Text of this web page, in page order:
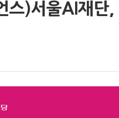
스)서울AI재단